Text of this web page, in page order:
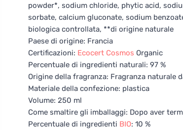
powder*, sodium chloride, phytic acid,
sorbate, calcium gluconate, sodium
biologica controllata, **di origine naturale
Paese di origine: Francia
Certificazioni: Ecocert Cosmos Organic
Percentuale di ingredienti naturali: 97 %
Origine della fragranza: Fragranza naturale
Materiale della confezione: plastica
Volume: 250 ml
Come smaltire gli imballaggi: Dopo aver
Percentuale di ingredienti BIO: 10 %